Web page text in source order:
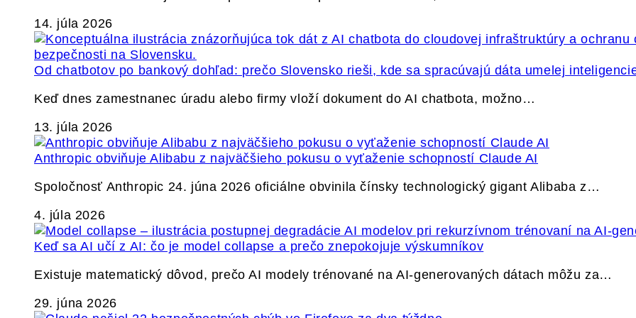
14. júla 2026
Od chatbotov po bankový dohľad: prečo Slovensko rieši, kde sa spracúvajú dáta umelej
Keď dnes zamestnanec úradu alebo firmy vloží dokument do AI chatbota, možno…
13. júla 2026
Anthropic obviňuje Alibabu z najväčšieho pokusu o vyťaženie schopností Claude AI
Spoločnosť Anthropic 24. júna 2026 oficiálne obvinila čínsky technologický gigant Alibaba z…
4. júla 2026
Keď sa AI učí z AI: čo je model collapse a prečo znepokojuje výskumníkov
Existuje matematický dôvod, prečo AI modely trénované na AI-generovaných dátach môžu za…
29. júna 2026